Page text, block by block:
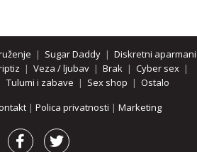
| Sugar Daddy| Diskretni aparmani
| Veza / ljubav | Brak | Cyber sex |
Tulumi i zabave | Sex shop | Ostalo
| Polica privatnosti | Marketing